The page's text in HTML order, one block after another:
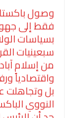
وصول
فقط إلى
بسياسات
سبعينيات
من إسلام
واقتصادياً
بل وتجاهلت
النووي